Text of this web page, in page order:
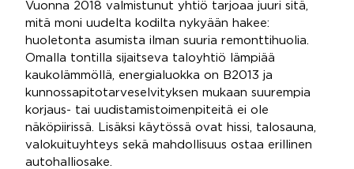
Vuonna 2018 valmistunut yhtiö tarjoaa juuri sitä,
mitä moni uudelta kodilta nykyään hakee:
huoletonta asumista ilman suuria remonttihuolia.
Omalla tontilla sijaitseva taloyhtiö lämpiää
kaukolämmöllä, energialuokka on B2013 ja
kunnossapitotarveselvityksen mukaan suurempia
korjaus- tai uudistamistoimenpiteitä ei ole
näköpiirissä. Lisäksi käytössä ovat hissi, talosauna,
valokuituyhteys sekä mahdollisuus ostaa erillinen
autohalliosake.